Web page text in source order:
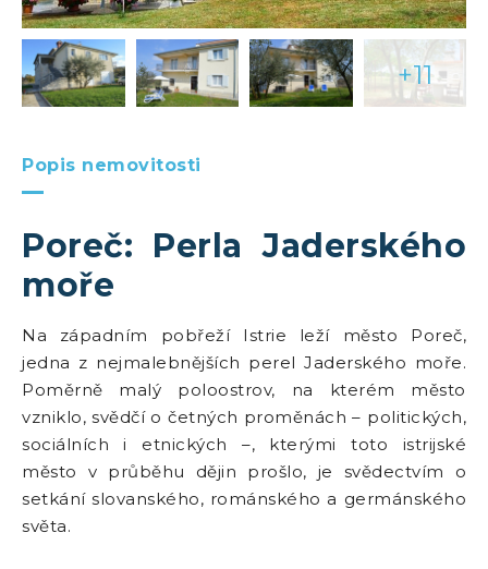
+11
Popis nemovitosti
Poreč: Perla Jaderského
moře
Na západním pobřeží Istrie leží město Poreč,
jedna z nejmalebnějších perel Jaderského moře.
Poměrně malý poloostrov, na kterém město
vzniklo, svědčí o četných proměnách – politických,
sociálních i etnických –, kterými toto istrijské
město v průběhu dějin prošlo, je svědectvím o
setkání slovanského, románského a germánského
světa.